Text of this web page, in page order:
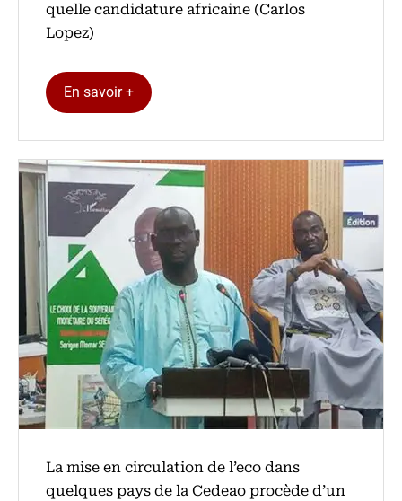
quelle candidature africaine (Carlos
Lopez)
En savoir +
La mise en circulation de l’eco dans
quelques pays de la Cedeao procède d’un